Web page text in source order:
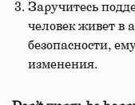
Заручитесь
человек живет в
безопасности,
изменения.